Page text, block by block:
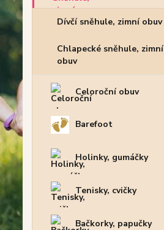
Dívčí sněhule, zimní obuv
Chlapecké sněhule, zimní
obuv
Celoroční obuv
Barefoot
Holinky, gumáčky
Tenisky, cvičky
Bačkorky, papučky